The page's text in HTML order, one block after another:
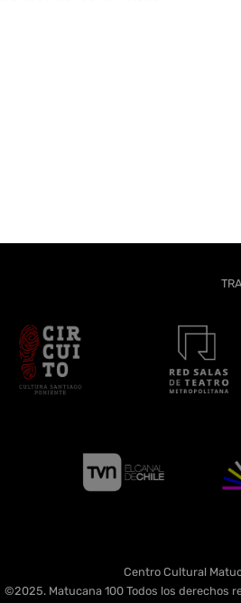
Centro Cultural
©2025. Matucana 100 Todos los derechos